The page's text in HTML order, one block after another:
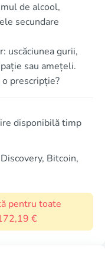
de alcool,
secundare
uscăciunea gurii,
sau amețeli.
prescripție?
disponibilă timp
Bitcoin,
pentru toate
€